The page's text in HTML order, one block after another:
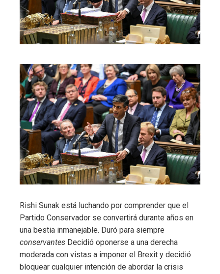
Rishi Sunak está luchando por comprender que el
Partido Conservador se convertirá durante años en
una bestia inmanejable. Duró para siempre
conservantes Decidió oponerse a una derecha
moderada con vistas a imponer el Brexit y decidió
bloquear cualquier intención de abordar la crisis